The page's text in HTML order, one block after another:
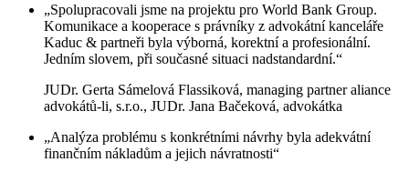
„Spolupracovali jsme na projektu pro World Bank Group.
Komunikace a kooperace s právníky z advokátní kanceláře
Kaduc & partneři byla výborná, korektní a profesionální.
Jedním slovem, při současné situaci nadstandardní.“
JUDr. Gerta Sámelová Flassiková, managing partner aliance
advokátů-li, s.r.o., JUDr. Jana Bačeková, advokátka
„Analýza problému s konkrétními návrhy byla adekvátní
finančním nákladům a jejich návratnosti“